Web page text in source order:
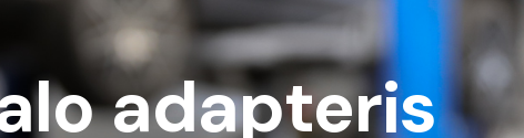
adapteris